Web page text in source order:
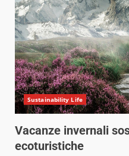
Sustainability Life
Vacanze invernali
ecoturistiche